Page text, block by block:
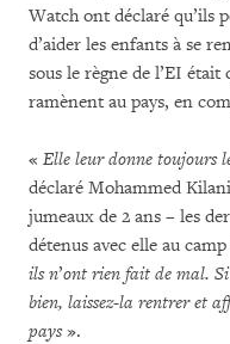
Watch ont déclaré qu’ils
d’aider les enfants à se
sous le règne de l’EI
ramènent au pays, en
« Elle leur donne toujours
déclaré Mohammed
jumeaux de 2 ans – les
détenus avec elle au
ils n’ont rien fait de mal.
bien, laissez-la rentrer et
pays».